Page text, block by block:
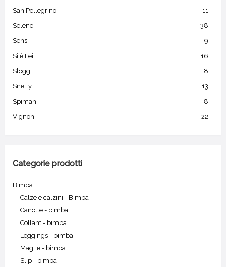
San Pellegrino
11
Selene
38
Sensi
9
Si è Lei
16
Sloggi
8
Snelly
13
Spiman
8
Vignoni
22
Categorie prodotti
Bimba
Calze e calzini - Bimba
Canotte - bimba
Collant - bimba
Leggings - bimba
Maglie - bimba
Slip - bimba